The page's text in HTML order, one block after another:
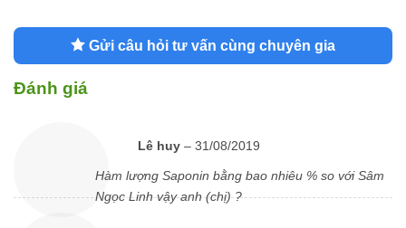
Gửi câu hỏi tư vấn cùng chuyên gia
Đánh giá
Lê huy – 31/08/2019
Hàm lượng Saponin bằng bao nhiêu % so với Sâm
Ngọc Linh vậy anh (chị) ?